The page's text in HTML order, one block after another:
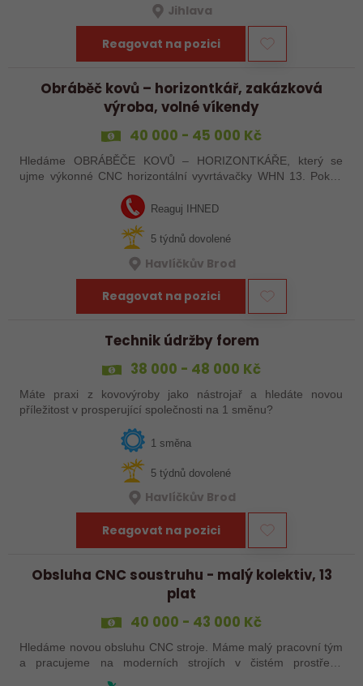
Jihlava
Reagovat na pozici
Obráběč kovů – horizontkář, zakázková
výroba, volné víkendy
40 000 - 45 000 Kč
Hledáme OBRÁBĚČE KOVŮ – HORIZONTKÁŘE, který se
ujme výkonné CNC horizontální vyvrtávačky WHN 13. Pokud
Heindenhain, tak jste pro nás ideální kandidát…
Reaguj IHNED
5 týdnů dovolené
Havlíčkův Brod
Reagovat na pozici
Technik údržby forem
38 000 - 48 000 Kč
Máte praxi z kovovýroby jako nástrojař a hledáte novou
příležitost v prosperující společnosti na 1 směnu?
1 směna
5 týdnů dovolené
Havlíčkův Brod
Reagovat na pozici
Obsluha CNC soustruhu - malý kolektiv, 13
plat
40 000 - 43 000 Kč
Hledáme novou obsluhu CNC stroje. Máme malý pracovní tým
a pracujeme na moderních strojích v čistém prostředí.